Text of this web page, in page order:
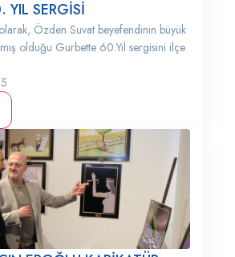
YIL SERGİSİ
Özden Suvat beyefendinin büyük
olduğu Gurbette 60.Yıl sergisini ilçe